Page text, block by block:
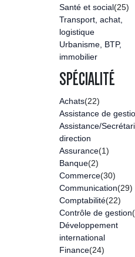
Santé et social(25)
Transport, achat,
logistique
Urbanisme, BTP,
immobilier
SPÉCIALITÉ
Achats(22)
Assistance de
Assistance/
direction
Assurance(1)
Banque(2)
Commerce(30)
Communication(29)
Comptabilité(22)
Contrôle de gestion
Développement
international
Finance(24)